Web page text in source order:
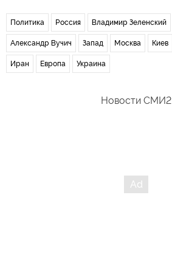
Политика Россия Владимир Зеленский
Александр Вучич Запад Москва Киев
Иран Европа Украина
Новости СМИ2